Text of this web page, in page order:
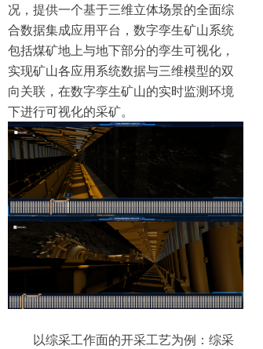
况，提供一个基于三维立体场景的全面综
合数据集成应用平台，数字孪生矿山系统
包括煤矿地上与地下部分的孪生可视化，
实现矿山各应用系统数据与三维模型的双
向关联，在数字孪生矿山的实时监测环境
下进行可视化的采矿。
以综采工作面的开采工艺为例：综采